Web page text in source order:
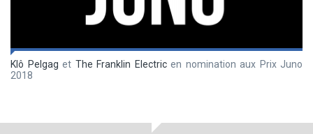
Klô Pelgag et The Franklin Electricen nomination aux Prix Juno
2018